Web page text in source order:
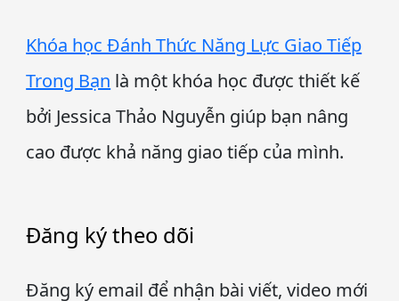
Khóa học Đánh Thức Năng Lực Giao Tiếp
Trong Bạn là một khóa học được thiết kế
bởi Jessica Thảo Nguyễn giúp bạn nâng
cao được khả năng giao tiếp của mình.
Đăng ký theo dõi
Đăng ký email để nhận bài viết, video mới